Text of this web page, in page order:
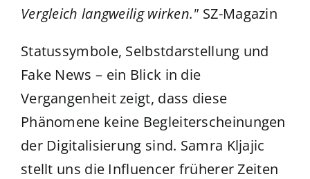
Vergleich langweilig wirken." SZ-Magazin
Statussymbole, Selbstdarstellung und
Fake News – ein Blick in die
Vergangenheit zeigt, dass diese
Phänomene keine Begleiterscheinungen
der Digitalisierung sind. Samra Kljajic
stellt uns die Influencer früherer Zeiten